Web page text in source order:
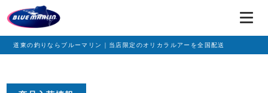
道東の釣りならブルーマリン｜当店限定のオリカラルアーを全国配送